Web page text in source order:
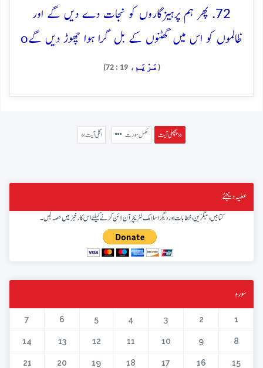
72. پھر ہم پرہیزگاروں کو نجات دے دیں گے اور
ظالموں کو اس میں گھٹنوں کے بل گرا ہوا چھوڑ دیں گےo
( مَرْيَم ، 19 : 72)
پچھلی آیت » مکمل سورت « اگلی آیت
عطیہ دیجئے
کتابیں، میگزین، خطابات اور دیگر اسلامک لٹریچر آن لائن کرنے کیلئے اس کار خیر میں حصہ لیں۔
سورہ
1
2
3
4
5
6
7
8
9
10
11
12
13
14
15
16
17
18
19
20
21